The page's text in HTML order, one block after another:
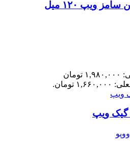
ویپ ۱۲۰ میل
قیمت اصلی: ۱,۹۸۰,۰۰۰ تومان
تومان.